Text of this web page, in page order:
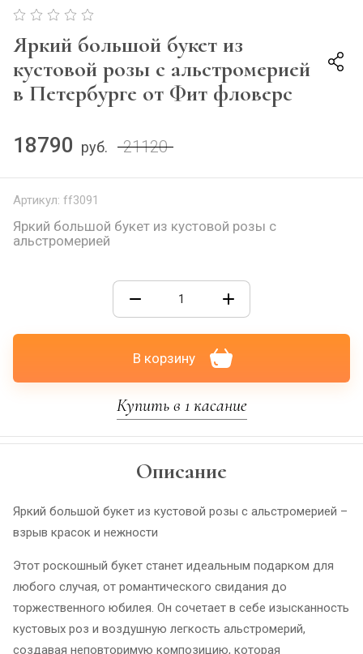
Яркий большой букет из
кустовой розы с альстромерией
в Петербурге от Фит фловерс
18790 руб. 21120
Артикул: ff3091
Яркий большой букет из кустовой розы с
альстромерией
В корзину
Купить в 1 касание
Описание
Яркий большой букет из кустовой розы с альстромерией –
взрыв красок и нежности
Этот роскошный букет станет идеальным подарком для
любого случая, от романтического свидания до
торжественного юбилея. Он сочетает в себе изысканность
кустовых роз и воздушную легкость альстромерий,
создавая неповторимую композицию, которая